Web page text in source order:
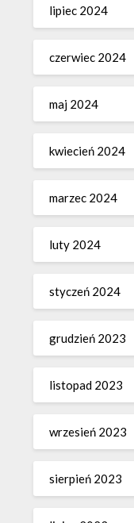
lipiec 2024
czerwiec 2024
maj 2024
kwiecień 2024
marzec 2024
luty 2024
styczeń 2024
grudzień 2023
listopad 2023
wrzesień 2023
sierpień 2023